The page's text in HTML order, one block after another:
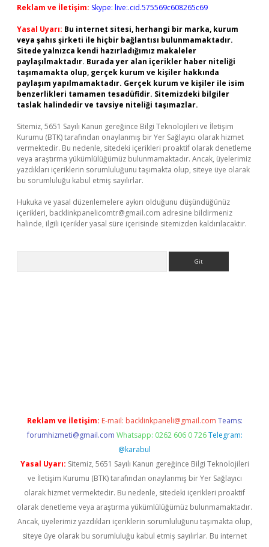
Reklam ve İletişim: Skype: live:.cid.575569c608265c69
Yasal Uyarı: Bu internet sitesi, herhangi bir marka, kurum
veya şahıs şirketi ile hiçbir bağlantısı bulunmamaktadır.
Sitede yalnızca kendi hazırladığımız makaleler
paylaşılmaktadır. Burada yer alan içerikler haber niteliği
taşımamakta olup, gerçek kurum ve kişiler hakkında
paylaşım yapılmamaktadır. Gerçek kurum ve kişiler ile isim
benzerlikleri tamamen tesadüfidir. Sitemizdeki bilgiler
taslak halindedir ve tavsiye niteliği taşımazlar.
Sitemiz, 5651 Sayılı Kanun gereğince Bilgi Teknolojileri ve İletişim
Kurumu (BTK) tarafından onaylanmış bir Yer Sağlayıcı olarak hizmet
vermektedir. Bu nedenle, sitedeki içerikleri proaktif olarak denetleme
veya araştırma yükümlülüğümüz bulunmamaktadır. Ancak, üyelerimiz
yazdıkları içeriklerin sorumluluğunu taşımakta olup, siteye üye olarak
bu sorumluluğu kabul etmiş sayılırlar.
Hukuka ve yasal düzenlemelere aykırı olduğunu düşündüğünüz
içerikleri, backlinkpanelicomtr@gmail.com adresine bildirmeniz
halinde, ilgili içerikler yasal süre içerisinde sitemizden kaldırılacaktır.
Reklam ve İletişim: E-mail: backlinkpaneli@gmail.com Teams:
forumhizmeti@gmail.com Whatsapp: 0262 606 0 726 Telegram:
@karabul
Yasal Uyarı: Sitemiz, 5651 Sayılı Kanun gereğince Bilgi Teknolojileri
ve İletişim Kurumu (BTK) tarafından onaylanmış bir Yer Sağlayıcı
olarak hizmet vermektedir. Bu nedenle, sitedeki içerikleri proaktif
olarak denetleme veya araştırma yükümlülüğümüz bulunmamaktadır.
Ancak, üyelerimiz yazdıkları içeriklerin sorumluluğunu taşımakta olup,
siteye üye olarak bu sorumluluğu kabul etmiş sayılırlar. Bu internet